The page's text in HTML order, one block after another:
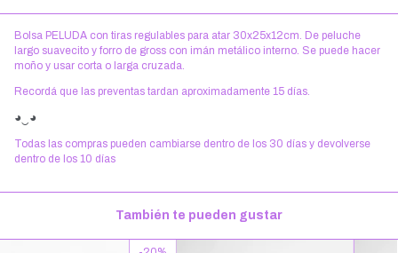
Bolsa PELUDA con tiras regulables para atar 30x25x12cm. De peluche
largo suavecito y forro de gross con imán metálico interno. Se puede hacer
moño y usar corta o larga cruzada.
Recordá que las preventas tardan aproximadamente 15 días.
◕‿◕
Todas las compras pueden cambiarse dentro de los 30 días y devolverse
dentro de los 10 días
También te pueden gustar